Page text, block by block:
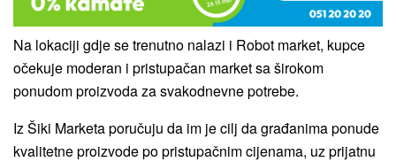
Na lokaciji gdje se trenutno nalazi i Robot market, kupce
očekuje moderan i pristupačan market sa širokom
ponudom proizvoda za svakodnevne potrebe.
Iz Šiki Marketa poručuju da im je cilj da građanima ponude
kvalitetne proizvode po pristupačnim cijenama, uz prijatnu